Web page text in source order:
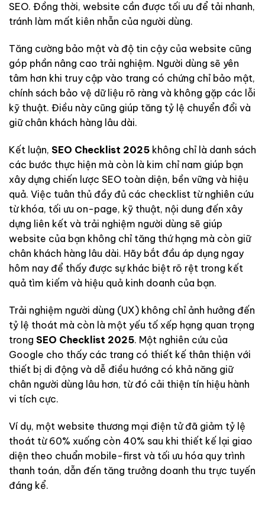
SEO. Đồng thời, website cần được tối ưu để tải nhanh,
tránh làm mất kiên nhẫn của người dùng.
Tăng cường bảo mật và độ tin cậy của website cũng
góp phần nâng cao trải nghiệm. Người dùng sẽ yên
tâm hơn khi truy cập vào trang có chứng chỉ bảo mật,
chính sách bảo vệ dữ liệu rõ ràng và không gặp các lỗi
kỹ thuật. Điều này cũng giúp tăng tỷ lệ chuyển đổi và
giữ chân khách hàng lâu dài.
Kết luận, SEO Checklist 2025 không chỉ là danh sách
các bước thực hiện mà còn là kim chỉ nam giúp bạn
xây dựng chiến lược SEO toàn diện, bền vững và hiệu
quả. Việc tuân thủ đầy đủ các checklist từ nghiên cứu
từ khóa, tối ưu on-page, kỹ thuật, nội dung đến xây
dựng liên kết và trải nghiệm người dùng sẽ giúp
website của bạn không chỉ tăng thứ hạng mà còn giữ
chân khách hàng lâu dài. Hãy bắt đầu áp dụng ngay
hôm nay để thấy được sự khác biệt rõ rệt trong kết
quả tìm kiếm và hiệu quả kinh doanh của bạn.
Trải nghiệm người dùng (UX) không chỉ ảnh hưởng đến
tỷ lệ thoát mà còn là một yếu tố xếp hạng quan trọng
trong SEO Checklist 2025. Một nghiên cứu của
Google cho thấy các trang có thiết kế thân thiện với
thiết bị di động và dễ điều hướng có khả năng giữ
chân người dùng lâu hơn, từ đó cải thiện tín hiệu hành
vi tích cực.
Ví dụ, một website thương mại điện tử đã giảm tỷ lệ
thoát từ 60% xuống còn 40% sau khi thiết kế lại giao
diện theo chuẩn mobile-first và tối ưu hóa quy trình
thanh toán, dẫn đến tăng trưởng doanh thu trực tuyến
đáng kể.